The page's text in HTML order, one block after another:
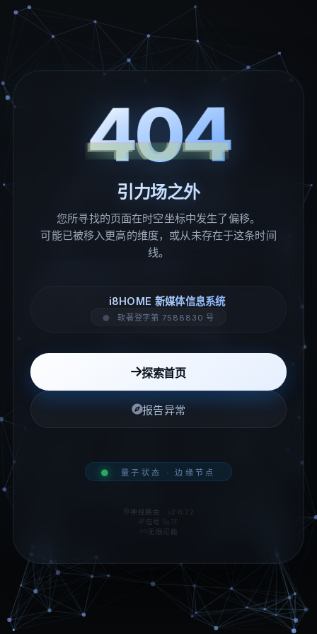
404
引力场之外
您所寻找的页面在时空坐标中发生了偏移。
可能已被移入更高的维度，或从未存在于这条时间
线。
i8HOME 新媒体信息系统
软著登字第 7588830 号
探索首页
报告异常
量子状态 · 边缘节点
神经路由 · v2.6.22
信号 0x7F
无限可能